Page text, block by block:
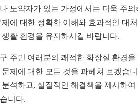
노약자가 있는 가정에서는 더욱 주
제에 대한 정확한 이해와 효과적인 대
생활 환경을 유지하시길 바랍니다.
주민 여러분의 쾌적한 화장실 환경
문제에 대한 모든 것을 파헤쳐 보겠습
분석하고, 실질적인 해결책을 제시하
니다.